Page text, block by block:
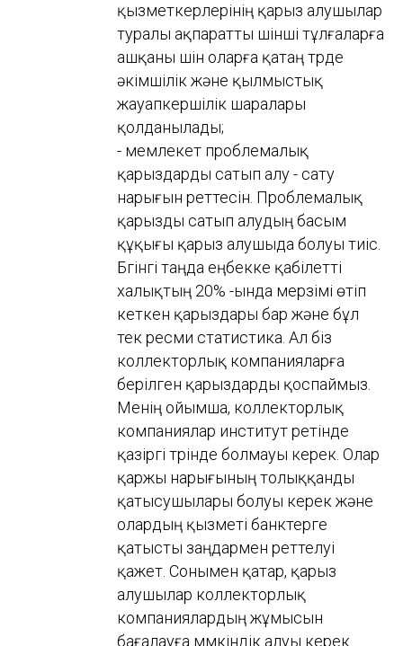
қызметкерлерінің қарыз алушылар
туралы ақпаратты үшінші тұлғаларға
ашқаны үшін оларға қатаң түрде
әкімшілік және қылмыстық
жауапкершілік шаралары
қолданылады;
- мемлекет проблемалық
қарыздарды сатып алу - сату
нарығын реттесін. Проблемалық
қарызды сатып алудың басым
құқығы қарыз алушыда болуы тиіс.
Бүгінгі таңда еңбекке қабілетті
халықтың 20% -ында мерзімі өтіп
кеткен қарыздары бар және бұл
тек ресми статистика. Ал біз
коллекторлық компанияларға
берілген қарыздарды қоспаймыз.
Менің ойымша, коллекторлық
компаниялар институт ретінде
қазіргі түрінде болмауы керек. Олар
қаржы нарығының толыққанды
қатысушылары болуы керек және
олардың қызметі банктерге
қатысты заңдармен реттелуі
қажет. Сонымен қатар, қарыз
алушылар коллекторлық
компаниялардың жұмысын
бағалауға мүмкіндік алуы керек.